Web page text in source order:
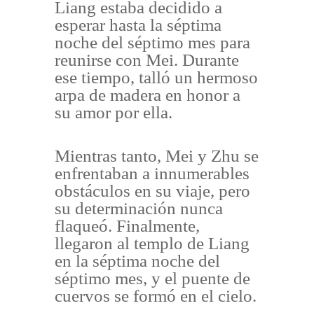
Liang estaba decidido a
esperar hasta la séptima
noche del séptimo mes para
reunirse con Mei. Durante
ese tiempo, talló un hermoso
arpa de madera en honor a
su amor por ella.
Mientras tanto, Mei y Zhu se
enfrentaban a innumerables
obstáculos en su viaje, pero
su determinación nunca
flaqueó. Finalmente,
llegaron al templo de Liang
en la séptima noche del
séptimo mes, y el puente de
cuervos se formó en el cielo.